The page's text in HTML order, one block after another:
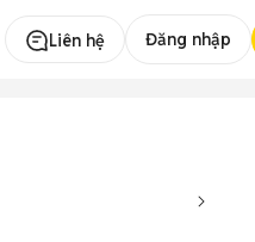
Liên hệ Đăng nhập